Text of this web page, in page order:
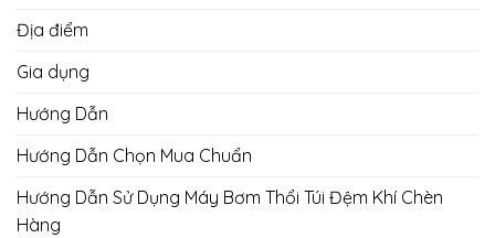
Địa điểm
Gia dụng
Hướng Dẫn
Hướng Dẫn Chọn Mua Chuẩn
Hướng Dẫn Sử Dụng Máy Bơm Thổi Túi Đệm Khí Chèn
Hàng